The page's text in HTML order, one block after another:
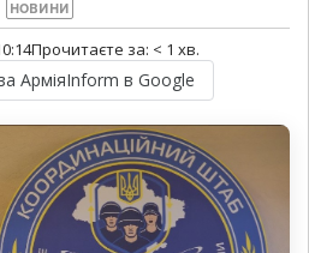
НОВИНИ
Прочитаєте за: < 1 хв.
АрміяInform в Google